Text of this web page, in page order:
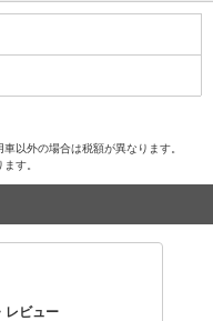
以外の場合は税額が異なります。
す。
レビュー